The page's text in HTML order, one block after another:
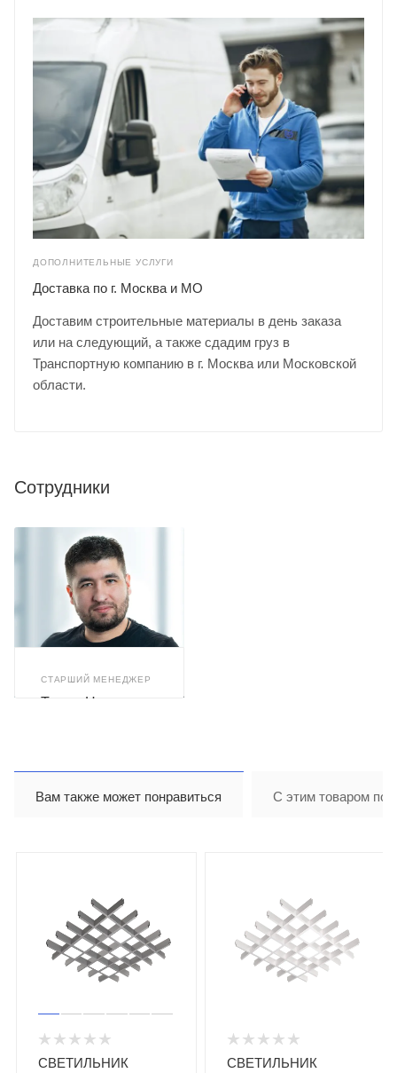
ДОПОЛНИТЕЛЬНЫЕ УСЛУГИ
Доставка по г. Москва и МО
Доставим строительные материалы в день заказа
или на следующий, а также сдадим груз в
Транспортную компанию в г. Москва или Московской
области.
Сотрудники
СТАРШИЙ МЕНЕДЖЕР
Тимур Назиров
Вам также может понравиться С этим товаром
СВЕТИЛЬНИК СВЕТИЛЬНИК